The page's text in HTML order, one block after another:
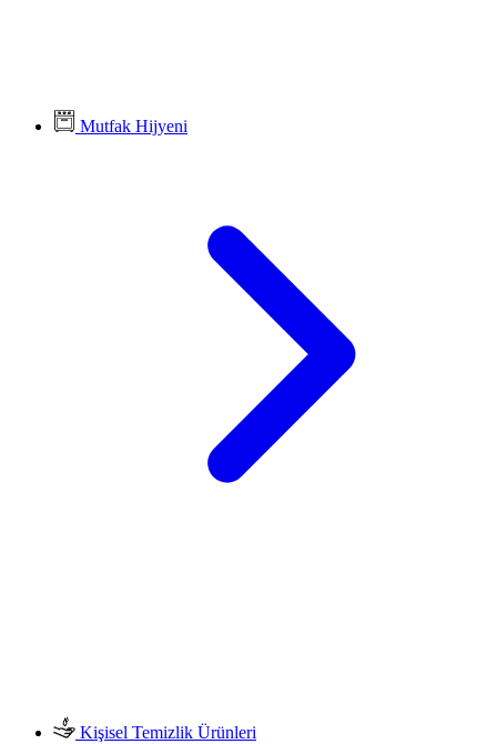
Mutfak Hijyeni
Kişisel Temizlik Ürünleri